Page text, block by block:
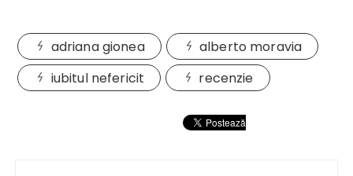
adriana gionea
alberto moravia
iubitul nefericit
recenzie